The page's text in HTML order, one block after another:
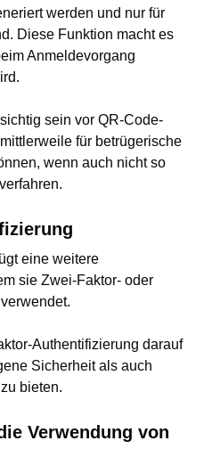
werden und nur für
Diese Funktion macht es
Anmeldevorgang
sein vor QR-Code-
für betrügerische
wenn auch nicht so
eine weitere
sie Zwei-Faktor- oder
Authentifizierung darauf
Sicherheit als auch
bieten.
Verwendung von